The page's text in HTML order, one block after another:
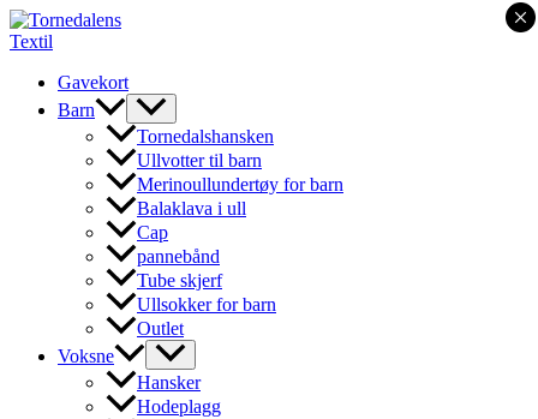
Hopp
rett
innholdetGavekort
Barn
Tornedalshansken
Ullvotter til barn
Merinoullundertøy for barn
Balaklava i ull
Cap
pannebånd
Tube skjerf
Ullsokker for barn
Outlet
Voksne
Hansker
Hodeplagg
×